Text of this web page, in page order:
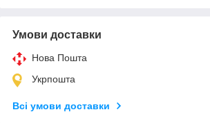
Умови доставки
Нова Пошта
Укрпошта
Всі умови доставки